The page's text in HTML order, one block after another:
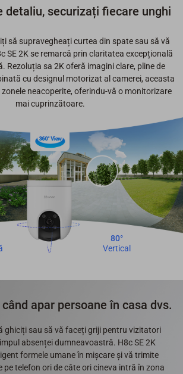
detaliu, securizați fiecare unghi
să supravegheați curtea din spate sau să vă
SE 2K se remarcă prin claritatea excepțională
Rezoluția sa 2K oferă imagini clare, pline de
cu designul motorizat al camerei, aceasta
neacoperite, oferindu-vă o monitorizare
mai cuprinzătoare.
80°
Vertical
apar persoane în casa dvs.
ghiciți sau să vă faceți griji pentru vizitatori
absenței dumneavoastră. H8c SE 2K
formele umane în mișcare și vă trimite
pe telefon ori de câte ori cineva intră în zona